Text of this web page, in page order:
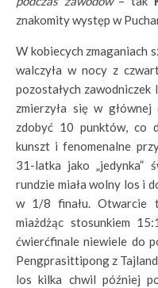
znakomity występ w
W kobiecych zmaganiach
walczyła w nocy z
pozostałych zawodniczek
zmierzyła się w głównej
zdobyć 10 punktów, co
kunszt i fenomenalne
31-latka jako „jedynka”
rundzie miała wolny los i
w 1/8 finału. Otwarcie
miażdżąc stosunkiem
ćwierćfinale niewiele do
Pengprasittipong z
los kilka chwil później